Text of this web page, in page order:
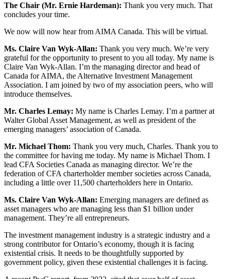
The Chair (Mr. Ernie Hardeman): Thank you very much. That
concludes your time.
We now will now hear from AIMA Canada. This will be virtual.
Ms. Claire Van Wyk-Allan: Thank you very much. We’re very
grateful for the opportunity to present to you all today. My name is
Claire Van Wyk-Allan. I’m the managing director and head of
Canada for AIMA, the Alternative Investment Management
Association. I am joined by two of my association peers, who will
introduce themselves.
Mr. Charles Lemay: My name is Charles Lemay. I’m a partner at
Walter Global Asset Management, as well as president of the
emerging managers’ association of Canada.
Mr. Michael Thom: Thank you very much, Charles. Thank you to
the committee for having me today. My name is Michael Thom. I
lead CFA Societies Canada as managing director. We’re the
federation of CFA charterholder member societies across Canada,
including a little over 11,500 charterholders here in Ontario.
Ms. Claire Van Wyk-Allan: Emerging managers are defined as
asset managers who are managing less than $1 billion under
management. They’re all entrepreneurs.
The investment management industry is a strategic industry and a
strong contributor for Ontario’s economy, though it is facing
existential crisis. It needs to be thoughtfully supported by
government policy, given these existential challenges it is facing.